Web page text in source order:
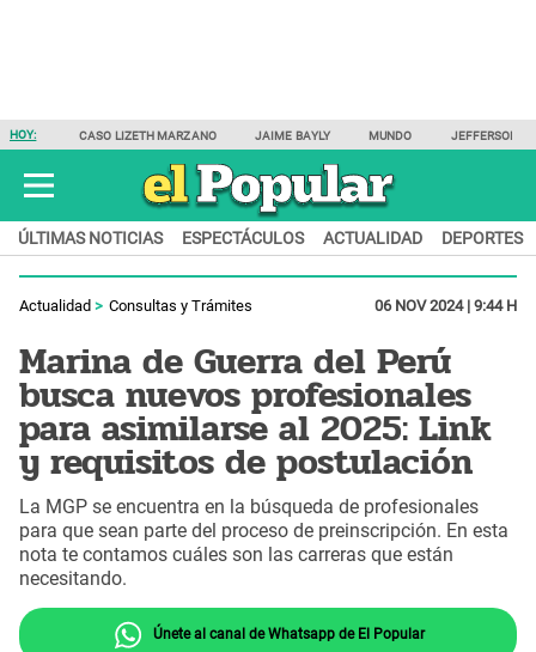
HOY: CASO LIZETH MARZANO JAIME BAYLY MUNDO JEFFERSON
ÚLTIMAS NOTICIAS ESPECTÁCULOS ACTUALIDAD DEPORTES
Actualidad Consultas y Trámites 06 NOV 2024 | 9:44 H
Marina de Guerra del Perú
busca nuevos profesionales
para asimilarse al 2025: Link
y requisitos de postulación
La MGP se encuentra en la búsqueda de profesionales
para que sean parte del proceso de preinscripción. En esta
nota te contamos cuáles son las carreras que están
necesitando.
Únete al canal de Whatsapp de El Popular